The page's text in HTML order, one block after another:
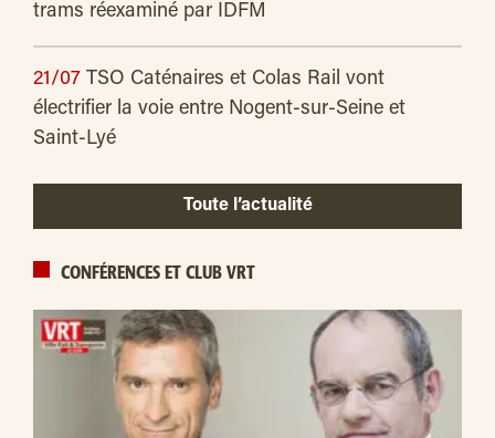
trams réexaminé par IDFM
21/07 TSO Caténaires et Colas Rail vont
électrifier la voie entre Nogent-sur-Seine et
Saint-Lyé
Toute l’actualité
CONFÉRENCES ET CLUB VRT